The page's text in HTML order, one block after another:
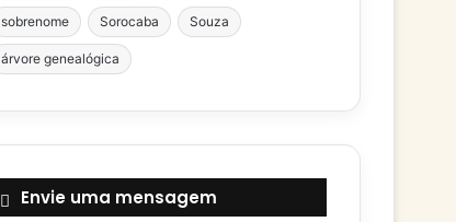
sobrenome Sorocaba Souza
árvore genealógica
Envie uma mensagem